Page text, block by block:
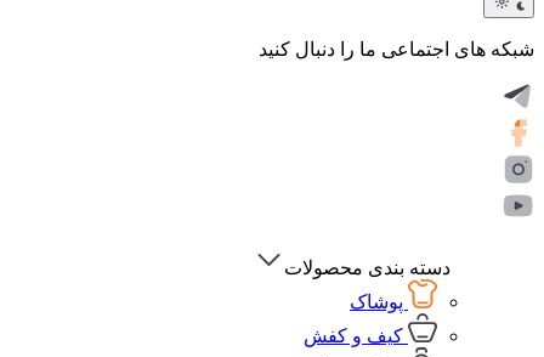
شبکه های اجتماعی ما را دنبال کنید
دسته بندی محصولات
پوشاک
کیف و کفش